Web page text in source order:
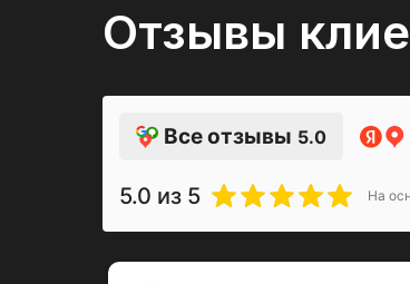
Отзывы
Все отзывы 5.0
5.0 из 5 На